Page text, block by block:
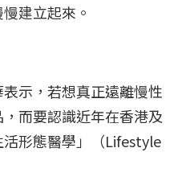
建立起來。
示，若想真正遠離慢性
而要認識近年在香港及
形態醫學」（Lifestyle